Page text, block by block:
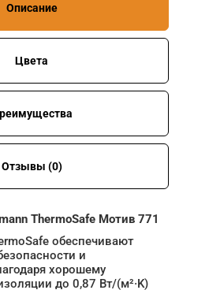
Описание
Цвета
Отзывы (0)
ThermoSafe Мотив 771
обеспечивают
и
хорошему
до 0,87 Вт/(м²·K)